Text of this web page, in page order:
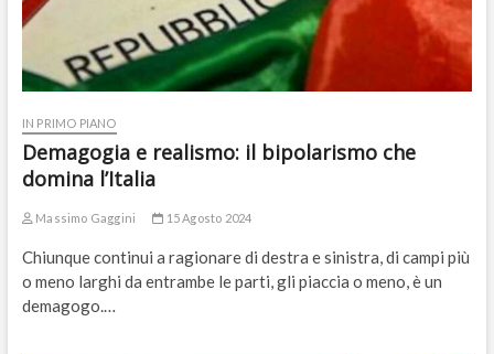
IN PRIMO PIANO
Demagogia e realismo: il bipolarismo che
domina l’Italia
Massimo Gaggini 15 Agosto 2024
Chiunque continui a ragionare di destra e sinistra, di campi più
o meno larghi da entrambe le parti, gli piaccia o meno, è un
demagogo.…